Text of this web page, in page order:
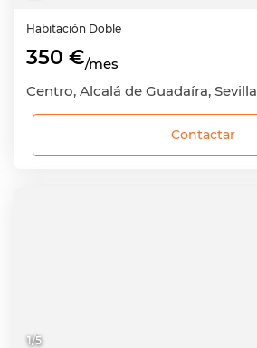
Habitación Doble
350 €/mes
Centro, Alcalá de Guadaíra, Sevilla
Contactar
1/5